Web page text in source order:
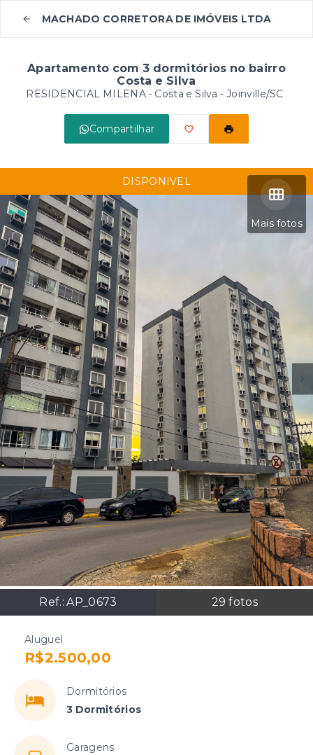
MACHADO CORRETORA DE IMÓVEIS LTDA
Apartamento com 3 dormitórios no bairro
Costa e Silva
RESIDENCIAL MILENA - Costa e Silva - Joinville/SC
Compartilhar
Mais fotos
Ref.:AP_0673 29 fotos
DISPONIVEL
Aluguel
R$2.500,00
Dormitórios
3 Dormitórios
Garagens